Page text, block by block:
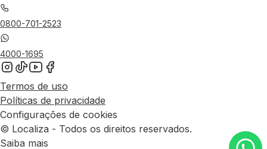
0800-701-2523
4000-1695
Termos de uso
Políticas de privacidade
Configurações de cookies
© Localiza - Todos os direitos reservados.
Saiba mais